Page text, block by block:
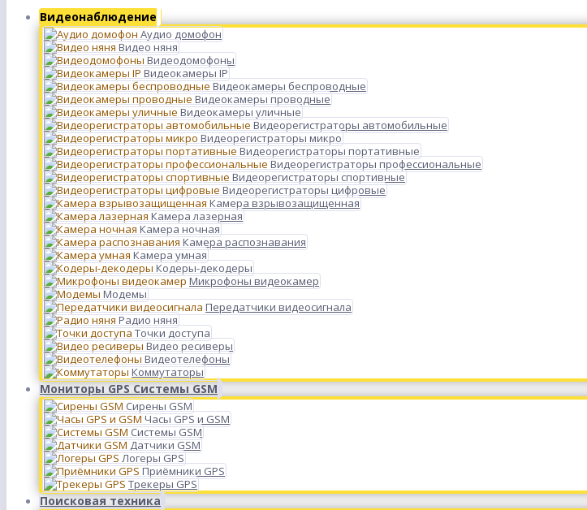
Видеонаблюдение
Аудио домофон
Видео няня
Видеодомофоны
Видеокамеры IP
Видеокамеры беспроводные
Видеокамеры проводные
Видеокамеры уличные
Видеорегистраторы автомобильные
Видеорегистраторы микро
Видеорегистраторы портативные
Видеорегистраторы профессиональные
Видеорегистраторы спортивные
Видеорегистраторы цифровые
Камера взрывозащищенная
Камера лазерная
Камера ночная
Камера распознавания
Камера умная
Кодеры-декодеры
Микрофоны видеокамер
Модемы
Передатчики видеосигнала
Радио няня
Точки доступа
Видео ресиверы
Видеотелефоны
Коммутаторы
Мониторы GPS Системы GSM
Сирены GSM
Часы GPS и GSM
Системы GSM
Датчики GSM
Логеры GPS
Приёмники GPS
Трекеры GPS
Поисковая техника